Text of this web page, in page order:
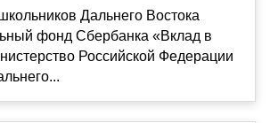
Дальнего Востока
фонд Сбербанка «Вклад в
Российской Федерации